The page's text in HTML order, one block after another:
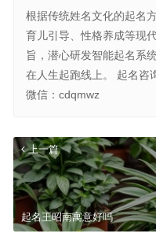
根据传统姓名文化的起名
育儿引导、性格养成等现
旨，潜心研发智能起名系
在人生起跑线上。 起名咨
微信：cdqmwz
上一篇
起名王昭南寓意好吗